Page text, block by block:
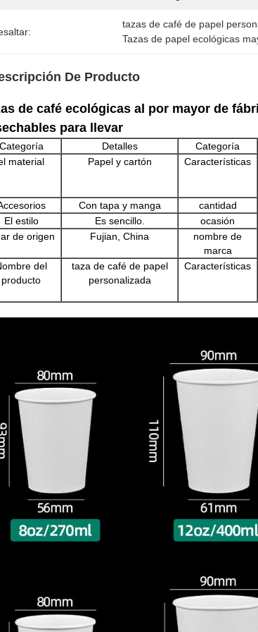
tazas de café de papel
Tazas de papel ecológicas
De Producto
de café ecológicas al por mayor de
para llevar
Detalles Categoría
material
Papel y cartón Características
Con tapa y manga cantidad
El estilo
Es sencillo. ocasión
de origen
Fujian, China
nombre de
marca
del
producto
taza de café de papel
personalizada
Características